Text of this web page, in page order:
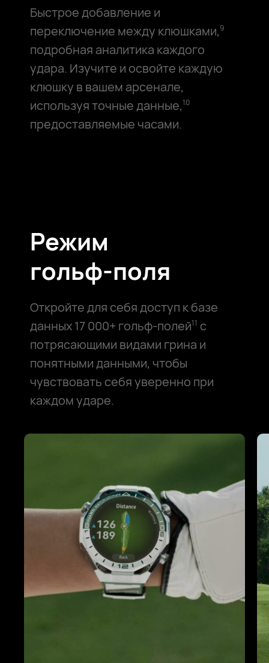
Быстрое добавление и
переключение между клюшками,9
подробная аналитика каждого
удара. Изучите и освойте каждую
клюшку в вашем арсенале,
используя точные данные,10
предоставляемые часами.
Режим
гольф⁠-⁠поля
Откройте для себя доступ к базе
данных 17 000+ гольф-полей11 с
потрясающими видами грина и
понятными данными, чтобы
чувствовать себя уверенно при
каждом ударе.